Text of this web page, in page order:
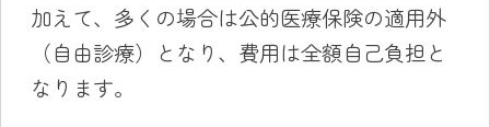
加えて、多くの場合は公的医療保険の適用外
（自由診療）となり、費用は全額自己負担と
なります。